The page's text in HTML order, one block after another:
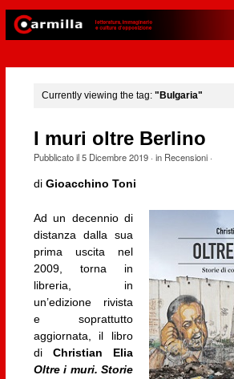
Currently viewing the tag: "Bulgaria"
I muri oltre Berlino
Pubblicato il5 Dicembre 2019· in Recensioni·
di Gioacchino Toni
Ad un decennio di
distanza dalla sua
prima uscita nel
2009, torna in
libreria, in
un’edizione rivista
e soprattutto
aggiornata, il libro
di Christian Elia
Oltre i muri. Storie